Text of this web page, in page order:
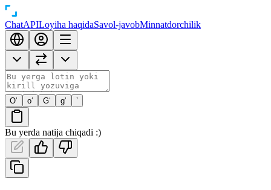
ChatAPILoyiha haqidaSavol-javobMinnatdorchilik
O‘ o‘ G‘ g‘ ’
Bu yerda natija chiqadi :)